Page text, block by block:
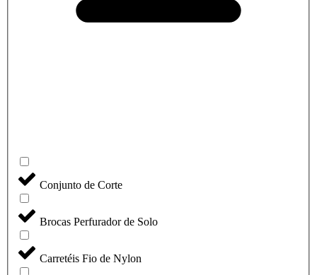
Conjunto de Corte
Brocas Perfurador de Solo
Carretéis Fio de Nylon